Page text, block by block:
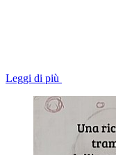
Leggi di più